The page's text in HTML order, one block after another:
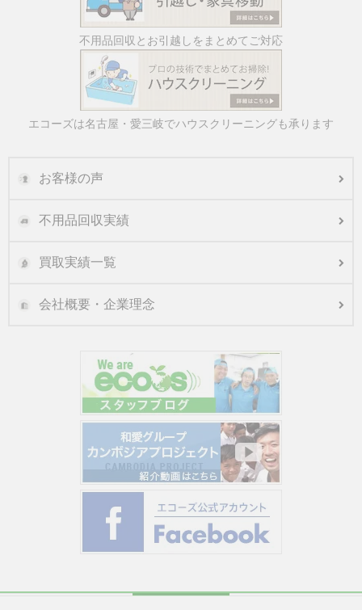
不用品回収とお引越しをまとめてご対応
エコーズは名古屋・愛三岐でハウスクリーニングも承ります
お客様の声
不用品回収実績
買取実績一覧
会社概要・企業理念